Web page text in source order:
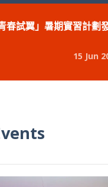
春試翼」暑期實習計劃
15 Jun